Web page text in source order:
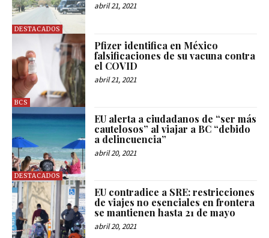
DESTACADOS
abril 21, 2021
BCS
Pfizer identifica en México
falsificaciones de su vacuna contra
el COVID
abril 21, 2021
DESTACADOS
EU alerta a ciudadanos de “ser más
cautelosos” al viajar a BC “debido
a delincuencia”
abril 20, 2021
EU contradice a SRE: restricciones
de viajes no esenciales en frontera
se mantienen hasta 21 de mayo
abril 20, 2021